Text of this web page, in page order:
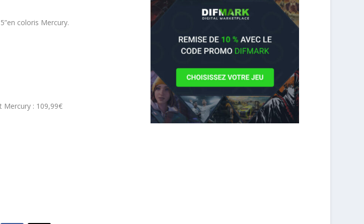
coloris Mercury.
Mercury : 109,99€